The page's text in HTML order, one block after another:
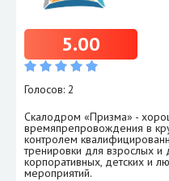
5.00
Голосов: 2
Скалодром «Призма» -
времяпрепровождения в
контролем
тренировки для взрослых и
корпоративных, детских и
мероприятий.